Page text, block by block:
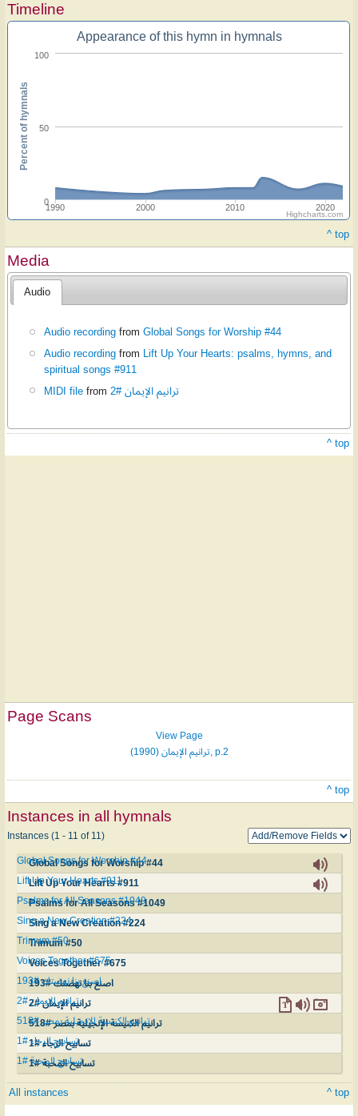
Timeline
Appearance of this hymn in hymnals
1990 2000 2010 2020
0
50
100
Percent of hymnals
Highcharts.com
^ top
Media
Audio
Audio recording fromGlobal Songs for Worship #44
Audio recording from
Lift Up Your Hearts: psalms, hymns, and
spiritual songs #911
MIDI file from ترانيم الإيمان #2
^ top
Page Scans
View Page
ترانيم الإيمان (1990), p.2
^ top
Instances in all hymnals
Instances (1 - 11 of 11)
Global Songs for Worship #44
Global Songs for Worship #44
Lift Up Your Hearts #911
Lift Up Your Hearts #911
Psalms for All Seasons #1049
Psalms for All Seasons #1049
Sing a New Creation #224
Sing a New Creation #224
Trimum #50
Trimum #50
Voices Together #675
Voices Together #675
اصنع بنا نهضتك #193
اصنع بنا نهضتك #193
ترانيم الإيمان #2
ترانيم الإيمان #2
ترانيم الكنيسة الإنجيلية بمصر #518
ترانيم الكنيسة الإنجيلية بمصر #518
تسابيح الرجاء #1
تسابيح الرجاء #1
تسابيح المحبة #1
تسابيح المحبة #1
All instances ^ top